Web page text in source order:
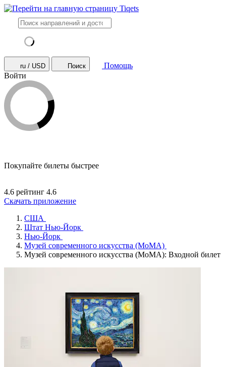
ru / USD Поиск
Помощь
Войти
Покупайте билеты быстрее
4.6 рейтинг 4.6
Скачать приложение
США
Штат Нью-Йорк
Нью-Йорк
Музей современного искусства (МоМА)
Музей современного искусства (МоМА): Входной билет